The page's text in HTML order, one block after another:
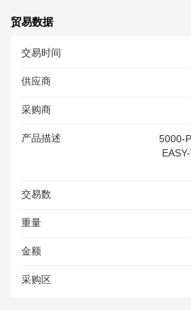
贸易数据
交易时间
供应商
采购商
产品描述
5000-
交易数
重量
金额
采购区